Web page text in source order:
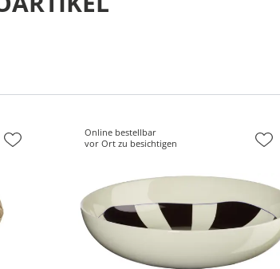
Online bestellbar
vor Ort zu besichtigen